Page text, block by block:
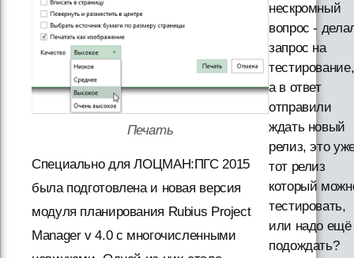
Печать
Специально для ЛОЦМАН:ПГС 2015
была подготовлена и новая версия
модуля планирования Rubius Project
Manager v 4.0 с многочисленными
нескромный
вопрос -
запрос на
тестирование,
а в ответ
отправили
ждать новый
релиз, это
тот релиз
который
тестировать,
или надо ещё
подождать?